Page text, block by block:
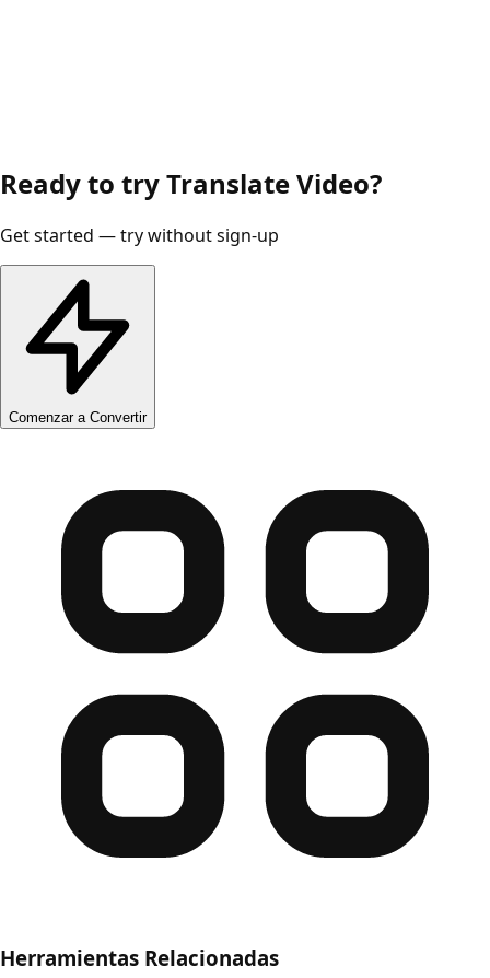
Ready to try Translate Video?
Get started — try without sign-up
Comenzar a Convertir
Herramientas Relacionadas